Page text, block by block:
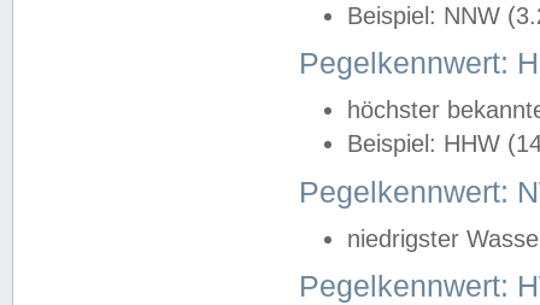
Beispiel: NNW
Pegelkennwert:
höchster
Beispiel: HHW
Pegelkennwert:
niedrigster
Pegelkennwert: